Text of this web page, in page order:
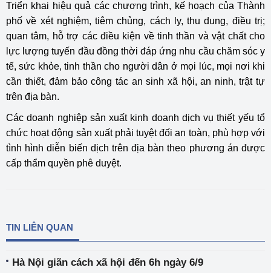
Triển khai hiệu quả các chương trình, kế hoạch của Thành
phố về xét nghiệm, tiêm chủng, cách ly, thu dung, điều trị;
quan tâm, hỗ trợ các điều kiện về tinh thần và vật chất cho
lực lượng tuyến đầu đồng thời đáp ứng nhu cầu chăm sóc y
tế, sức khỏe, tinh thần cho người dân ở mọi lúc, mọi nơi khi
cần thiết, đảm bảo công tác an sinh xã hội, an ninh, trật tự
trên địa bàn.
Các doanh nghiệp sản xuất kinh doanh dịch vụ thiết yếu tổ
chức hoạt động sản xuất phải tuyệt đối an toàn, phù hợp với
tình hình diễn biến dịch trên địa bàn theo phương án được
cấp thẩm quyền phê duyệt.
TIN LIÊN QUAN
Hà Nội giãn cách xã hội đến 6h ngày 6/9